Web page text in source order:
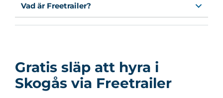
Vad är Freetrailer?
Gratis släp att hyra i
Skogås via Freetrailer